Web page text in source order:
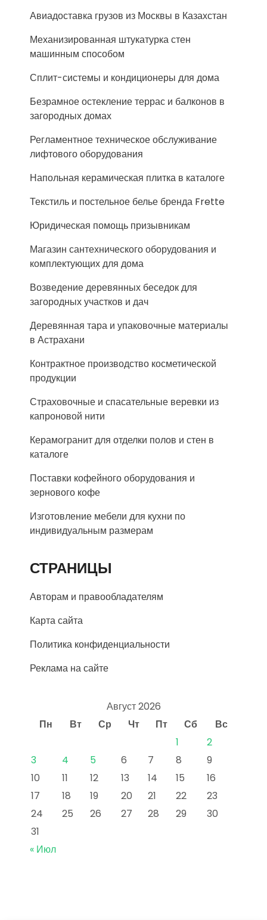
Авиадоставка грузов из Москвы в Казахстан
Механизированная штукатурка стен
машинным способом
Сплит-системы и кондиционеры для дома
Безрамное остекление террас и балконов в
загородных домах
Регламентное техническое обслуживание
лифтового оборудования
Напольная керамическая плитка в каталоге
Текстиль и постельное белье бренда Frette
Юридическая помощь призывникам
Магазин сантехнического оборудования и
комплектующих для дома
Возведение деревянных беседок для
загородных участков и дач
Деревянная тара и упаковочные материалы
в Астрахани
Контрактное производство косметической
продукции
Страховочные и спасательные веревки из
капроновой нити
Керамогранит для отделки полов и стен в
каталоге
Поставки кофейного оборудования и
зернового кофе
Изготовление мебели для кухни по
индивидуальным размерам
СТРАНИЦЫ
Авторам и правообладателям
Карта сайта
Политика конфиденциальности
Реклама на сайте
Август 2026
Пн
Вт Ср Чт Пт Сб
Вс
1
2
3
4 5 6 7 8
9
10
11 12 13 14 15
16
17
18 19 20 21 22
23
24
25 26 27 28 29
30
31
« Июл